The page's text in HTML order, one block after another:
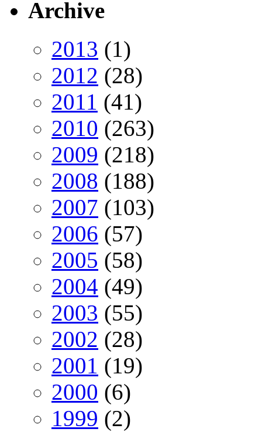
Archive
2013 (1)
2012 (28)
2011 (41)
2010 (263)
2009 (218)
2008 (188)
2007 (103)
2006 (57)
2005 (58)
2004 (49)
2003 (55)
2002 (28)
2001 (19)
2000 (6)
1999 (2)